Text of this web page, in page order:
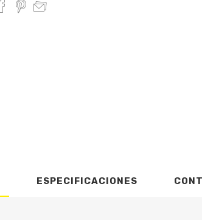
ESPECIFICACIONES